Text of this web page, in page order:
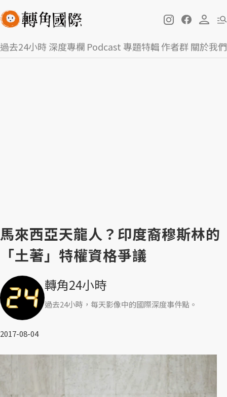
過去24小時深度專欄 Podcast 專題特輯作者群關於我們
馬來西亞天龍人？印度裔穆斯林的
「土著」特權資格爭議
轉角24小時
過去24小時，每天影像中的國際深度事件點。
2017-08-04